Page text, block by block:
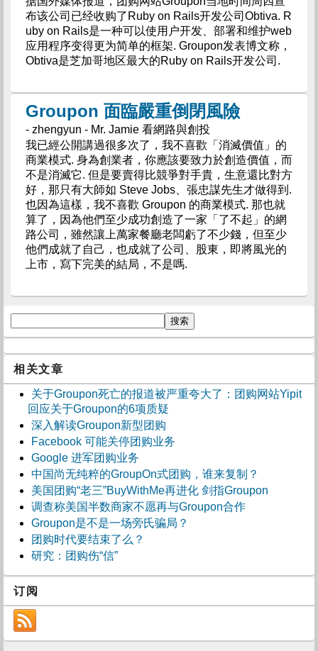
布该公司已经收购了Ruby on Rails开发公司Obtiva. R
uby on Rails是一种可以使用户开发、部署和维护web
应用程序变得更为简单的框架. Groupon发表博文称，
Obtiva是芝加哥地区最大的Ruby on Rails开发公司.
Groupon 面臨嚴重倒閉風險
- zhengyun - Mr. Jamie 看網路與創投
我已經公開講過很多次了，我不喜歡「消滅價值」的
商業模式. 身為創業者，你應該要致力於創造價值，而
不是消滅它. 但是要賣得比競爭對手貴，生意還比對方
好，那只有大師如 Steve Jobs、張忠謀先生才做得到.
也因為這樣，我不喜歡 Groupon 的商業模式. 那也就
算了，因為他們至少成功創造了一家「了不起」的網
路公司，雖然讓上萬家餐廳老闆虧了不少錢，但至少
他們成就了自己，也成就了公司、股東，即將風光的
上市，寫下完美的結局，不是嗎.
相关文章
关于Groupon死亡的报道被严重夸大了：团购网站Yipit
回应关于Groupon的6项质疑
深入解读Groupon新型团购
Facebook 可能关停团购业务
Google 进军团购业务
中国尚无纯粹的GroupOn式团购，谁来复制？
美国团购“老三”BuyWithMe再进化 剑指Groupon
调查称美国半数商家不愿再与Groupon合作
Groupon是不是一场旁氏骗局？
团购时代要结束了么？
研究：团购伤“信”
订阅